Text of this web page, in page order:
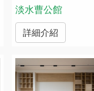
淡水曹公館
詳細介紹